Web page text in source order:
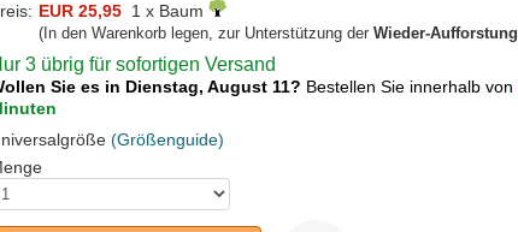
EUR 25,95 1 x Baum
(In den Warenkorb legen, zur Unterstützung der Wieder-Aufforstung
3 übrig für sofortigen Versand
Sie es in Dienstag, August 11? Bestellen Sie innerhalb von
(Größenguide)